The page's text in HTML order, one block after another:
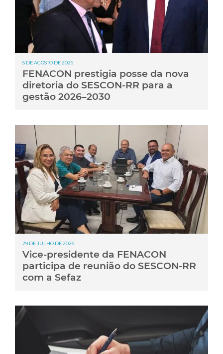
5 DE AGOSTO DE 2026
FENACON prestigia posse da nova
diretoria do SESCON-RR para a
gestão 2026–2030
29 DE JULHO DE 2026
Vice-presidente da FENACON
participa de reunião do SESCON-RR
com a Sefaz